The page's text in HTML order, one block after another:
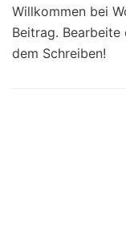
Willkommen bei
Beitrag.
dem Schreiben!